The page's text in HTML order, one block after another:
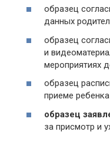
образец
данных
образец
и
мероприятиях
образец
приеме
образец
за присмотр и